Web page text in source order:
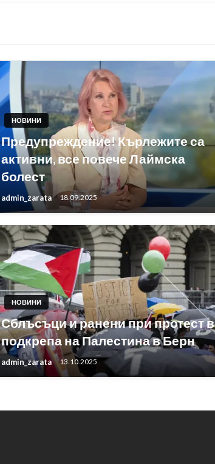
НОВИНИ
Предупреждение! Кърлежите са
активни, все повече Лаймска
болест
admin_zarata 18.09.2025
НОВИНИ
Сблъсъци и ранени при протест в
подкрепа на Палестина в Берн
admin_zarata 13.10.2025